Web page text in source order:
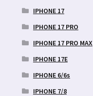
IPHONE 17
IPHONE 17 PRO
IPHONE 17 PRO MAX
IPHONE 17E
IPHONE 6/6s
IPHONE 7/8